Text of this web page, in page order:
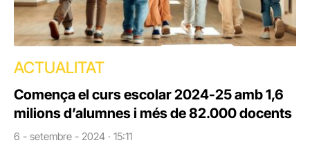
ACTUALITAT
Comença el curs escolar 2024-25 amb 1,6
milions d’alumnes i més de 82.000 docents
6 - setembre - 2024 · 15:11